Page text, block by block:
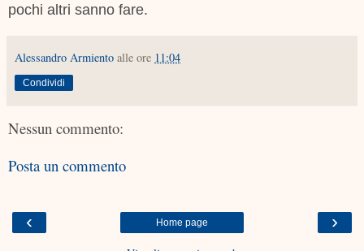
pochi altri sanno fare.
Alessandro Armiento alle ore 11:04
Condividi
Nessun commento:
Posta un commento
‹ ›
Home page